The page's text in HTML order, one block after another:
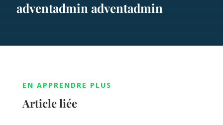
adventadmin adventadmin
EN APPRENDRE PLUS
Article liée